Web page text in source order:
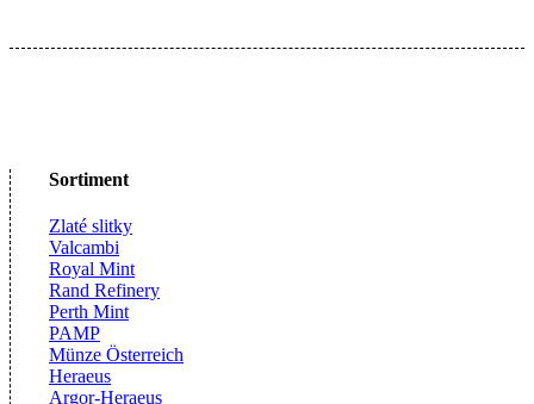
Sortiment
Zlaté slitky
Valcambi
Royal Mint
Rand Refinery
Perth Mint
PAMP
Münze Österreich
Heraeus
Argor-Heraeus